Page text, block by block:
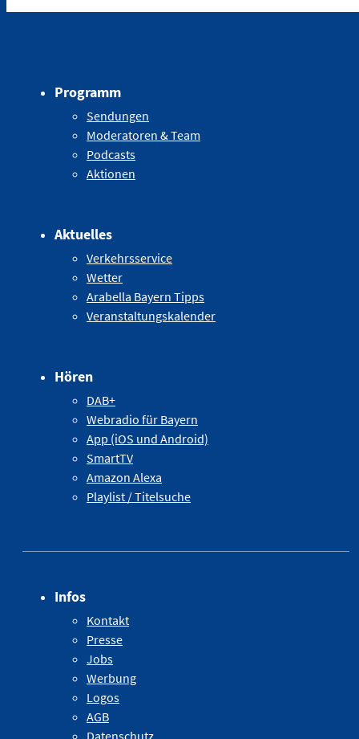
Programm
Sendungen
Moderatoren & Team
Podcasts
Aktionen
Aktuelles
Verkehrsservice
Wetter
Arabella Bayern Tipps
Veranstaltungskalender
Hören
DAB+
Webradio für Bayern
App (iOS und Android)
SmartTV
Amazon Alexa
Playlist / Titelsuche
Infos
Kontakt
Presse
Jobs
Werbung
Logos
AGB